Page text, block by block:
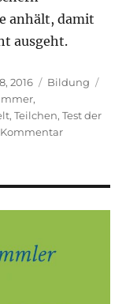
anhält, damit
ausgeht.
2016 Kategorien
Bildung
,
,Teilchen,Test der
zu